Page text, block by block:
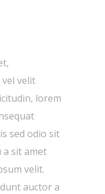
velit
lorem
sed odio sit
sit amet
velit.
auctor a